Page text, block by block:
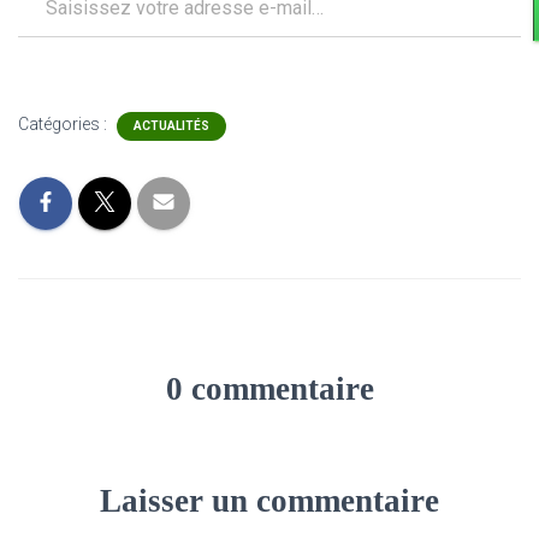
Catégories : ACTUALITÉS
0 commentaire
Laisser un commentaire